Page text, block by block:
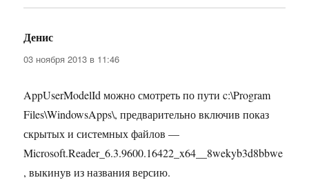
Денис
03 ноября 2013 в 11:46
AppUserModelId можно смотреть по пути c:\Program
Files\WindowsApps\, предварительно включив показ
скрытых и системных файлов —
Microsoft.Reader_6.3.9600.16422_x64__8wekyb3d8bbwe
, выкинув из названия версию.